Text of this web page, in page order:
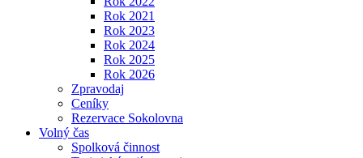
Rok 2021
Rok 2023
Rok 2024
Rok 2025
Rok 2026
Zpravodaj
Ceníky
Rezervace Sokolovna
Volný čas
Spolková činnost